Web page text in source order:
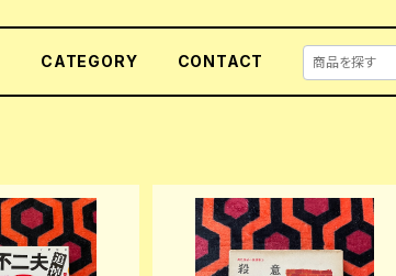
CATEGORY CONTACT